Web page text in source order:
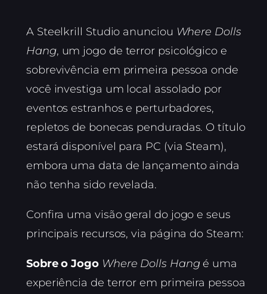
A Steelkrill Studio anunciou Where Dolls
Hang, um jogo de terror psicológico e
sobrevivência em primeira pessoa onde
você investiga um local assolado por
eventos estranhos e perturbadores,
repletos de bonecas penduradas. O título
estará disponível para PC (via Steam),
embora uma data de lançamento ainda
não tenha sido revelada.
Confira uma visão geral do jogo e seus
principais recursos, via página do Steam:
Sobre o Jogo Where Dolls Hangé uma
experiência de terror em primeira pessoa